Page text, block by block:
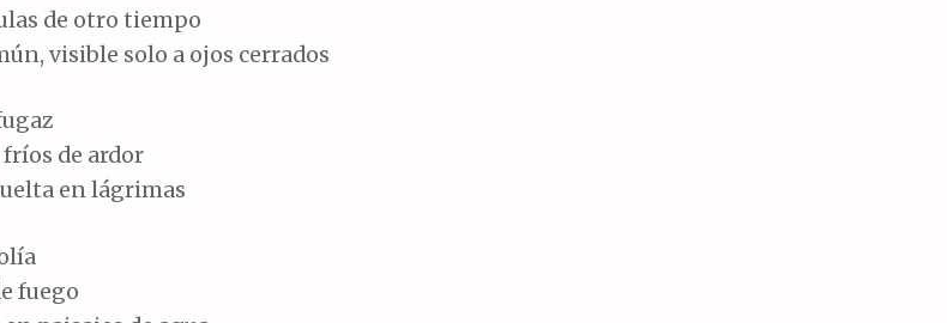
de otro tiempo
visible solo a ojos cerrados
de ardor
en lágrimas
fuego